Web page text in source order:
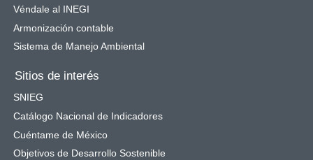
Véndale al INEGI
Armonización contable
Sistema de Manejo Ambiental
Sitios de interés
SNIEG
Catálogo Nacional de Indicadores
Cuéntame de México
Objetivos de Desarrollo Sostenible